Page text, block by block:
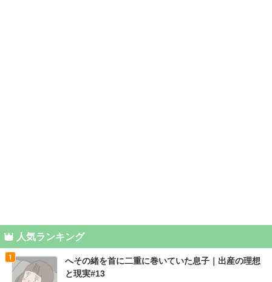
人気ランキング
へその緒を首に二重に巻いていた息子｜出産の理想
と現実#13